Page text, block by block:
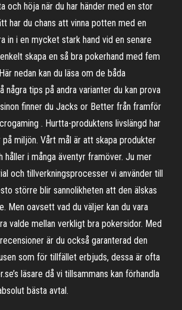
och höja när du har händer med en stor
har du chans att vinna potten med en
in i en mycket stark hand vid en senare
skapa en så bra pokerhand med fem
nedan kan du läsa om de båda
några tips på andra varianter du kan prova
finner du Jacks or Better från framför
. Hurtta-produktens livslängd har
miljön. Vårt mål är att skapa produkter
håller i många äventyr framöver. Ju mer
och tillverkningsprocesser vi använder till
större blir sannolikheten att den älskas
Men oavsett vad du väljer kan du vara
valde mellan verkligt bra pokersidor. Med
är du också garanterad den
som för tillfället erbjuds, dessa är ofta
läsare då vi tillsammans kan förhandla
bästa avtal.